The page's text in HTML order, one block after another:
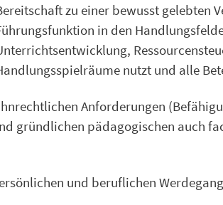
zu einer bewusst
in den
nutzt und alle
Anforderungen
gründlichen pädagogischen auch
und beruflichen